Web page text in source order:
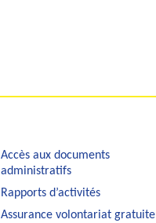
Accès aux documents
administratifs
Rapports d’activités
Assurance volontariat gratuite